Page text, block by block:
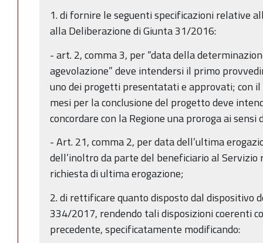
1. di fornire le seguenti specificazioni relative
alla Deliberazione di Giunta 31/2016:
- art. 2, comma 3, per “data della
agevolazione” deve intendersi il primo
uno dei progetti presentatati e approvati; con
mesi per la conclusione del progetto deve
concordare con la Regione una proroga ai sensi
- Art. 21, comma 2, per data dell’ultima
dell’inoltro da parte del beneficiario al
richiesta di ultima erogazione;
2. di rettificare quanto disposto dal dispositivo
334/2017, rendendo tali disposizioni coerenti
precedente, specificatamente modificando: